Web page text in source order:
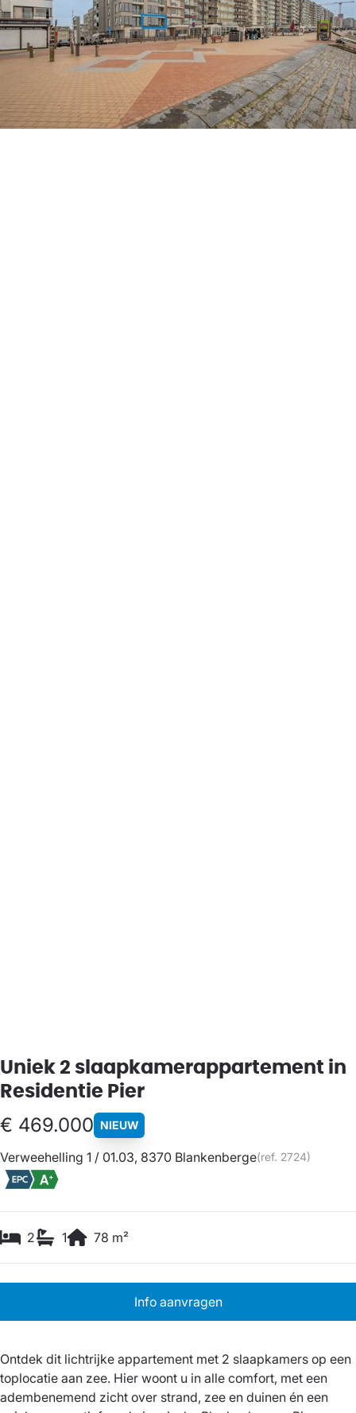
Uniek 2 slaapkamerappartement in
Residentie Pier
€ 469.000 NIEUW
Verweehelling 1 / 01.03, 8370 Blankenberge(ref. 2724)
2 1 78 m²
Info aanvragen
Ontdek dit lichtrijke appartement met 2 slaapkamers op een
toplocatie aan zee. Hier woont u in alle comfort, met een
adembenemend zicht over strand, zee en duinen én een